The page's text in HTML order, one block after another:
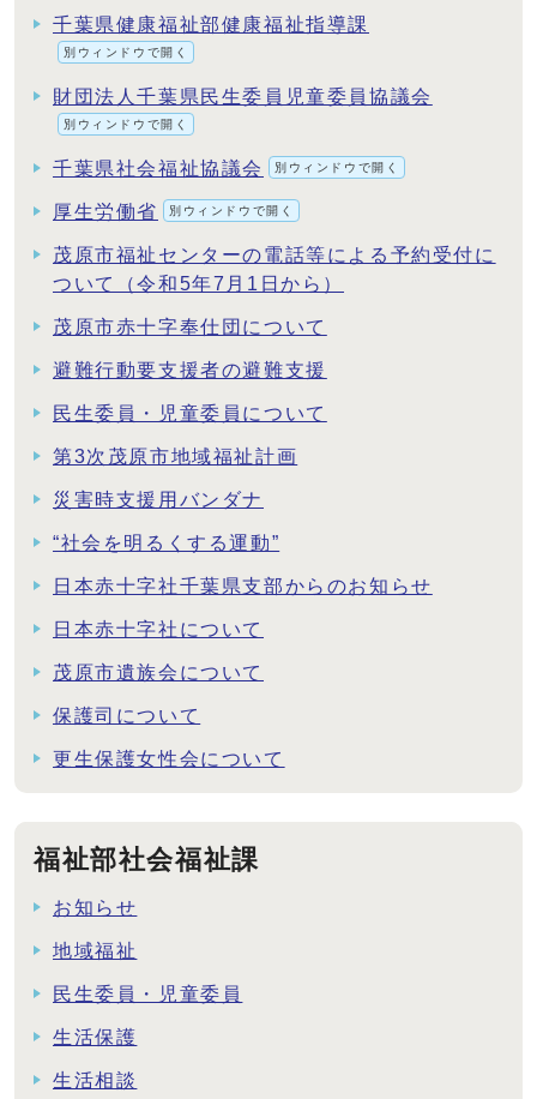
千葉県健康福祉部健康福祉指導課
別ウィンドウで開く
財団法人千葉県民生委員児童委員協議会
別ウィンドウで開く
千葉県社会福祉協議会 別ウィンドウで開く
厚生労働省 別ウィンドウで開く
茂原市福祉センターの電話等による予約受付に
ついて（令和5年7月1日から）
茂原市赤十字奉仕団について
避難行動要支援者の避難支援
民生委員・児童委員について
第3次茂原市地域福祉計画
災害時支援用バンダナ
“社会を明るくする運動”
日本赤十字社千葉県支部からのお知らせ
日本赤十字社について
茂原市遺族会について
保護司について
更生保護女性会について
福祉部社会福祉課
お知らせ
地域福祉
民生委員・児童委員
生活保護
生活相談